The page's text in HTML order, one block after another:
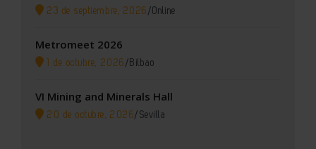
23 de septiembre, 2026 /Online
Metromeet 2026
1 de octubre, 2026 / Bilbao
VI Mining and Minerals Hall
20 de octubre, 2026/ Sevilla